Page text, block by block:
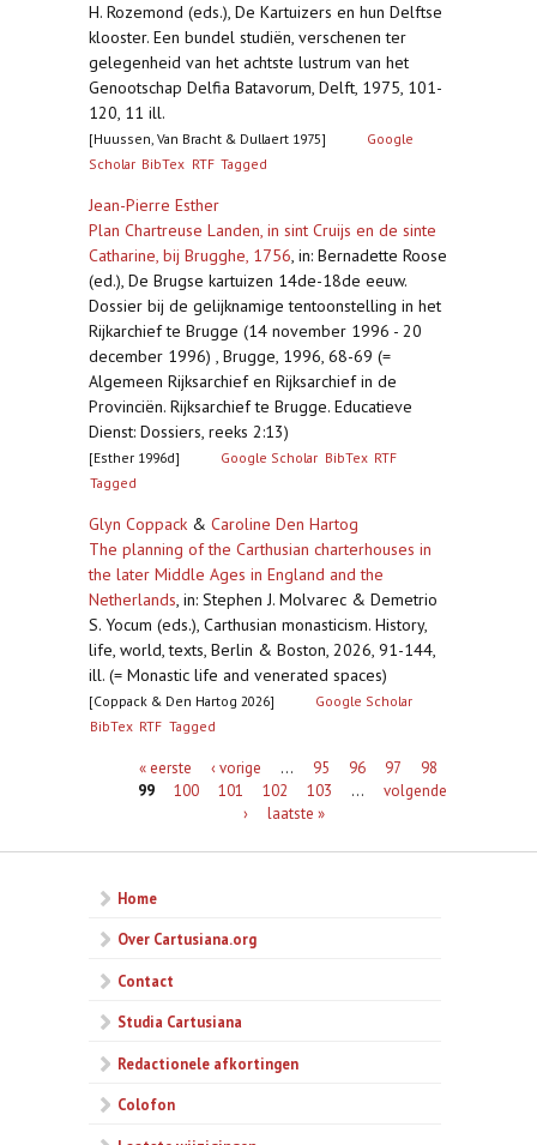
H. Rozemond (eds.), De Kartuizers en hun Delftse
klooster. Een bundel studiën, verschenen ter
gelegenheid van het achtste lustrum van het
Genootschap Delfia Batavorum, Delft, 1975, 101-
120, 11 ill.
[Huussen, Van Bracht & Dullaert 1975]
Google
Scholar BibTex RTF Tagged
Jean-Pierre Esther
Plan Chartreuse Landen, in sint Cruijs en de sinte
Catharine, bij Brugghe, 1756, in: Bernadette Roose
(ed.), De Brugse kartuizen 14de-18de eeuw.
Dossier bij de gelijknamige tentoonstelling in het
Rijkarchief te Brugge (14 november 1996 - 20
december 1996) , Brugge, 1996, 68-69 (=
Algemeen Rijksarchief en Rijksarchief in de
Provinciën. Rijksarchief te Brugge. Educatieve
Dienst: Dossiers, reeks 2:13)
[Esther 1996d] Google Scholar BibTex RTF
Tagged
Glyn Coppack & Caroline Den Hartog
The planning of the Carthusian charterhouses in
the later Middle Ages in England and the
Netherlands, in: Stephen J. Molvarec & Demetrio
S. Yocum (eds.), Carthusian monasticism. History,
life, world, texts, Berlin & Boston, 2026, 91-144,
ill. (= Monastic life and venerated spaces)
[Coppack & Den Hartog 2026]
Google Scholar
BibTex RTF Tagged
Pagina's« eerste ‹ vorige … 95 96 97
98
99
100 101 102 103 …
volgende
›
laatste »
Home
Over Cartusiana.org
Contact
Studia Cartusiana
Redactionele afkortingen
Colofon